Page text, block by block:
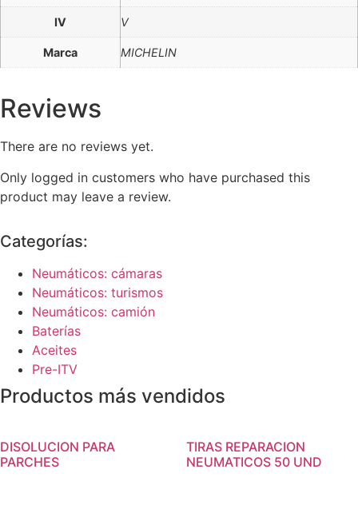
IV V
Marca MICHELIN
Reviews
There are no reviews yet.
Only logged in customers who have purchased this
product may leave a review.
Categorías:
Neumáticos: cámaras
Neumáticos: turismos
Neumáticos: camión
Baterías
Aceites
Pre-ITV
Productos más vendidos
DISOLUCION PARA
PARCHES
TIRAS REPARACION
NEUMATICOS 50 UND